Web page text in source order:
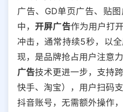
广告、GD单页广告、贴
中， 开屏广告作为用户打
冲击，通常持续5秒，以
现，是品牌抢占用户注意
广告技术更进一步，支持
快手、淘宝），用户扫码
抖音账号，无需额外操作